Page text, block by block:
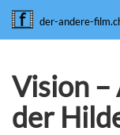
der-andere-
Vision –
der